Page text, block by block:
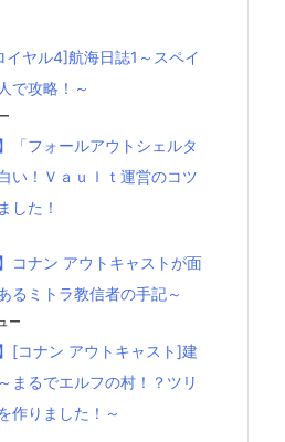
イヤル4]航海日誌1～スペイ
で攻略！～
「フォールアウトシェルタ
い！Ｖａｕｌｔ運営のコツ
した！
コナン アウトキャストが面
るミトラ教信者の手記～
ー
】[コナン アウトキャスト]建
まるでエルフの村！？ツリ
作りました！～